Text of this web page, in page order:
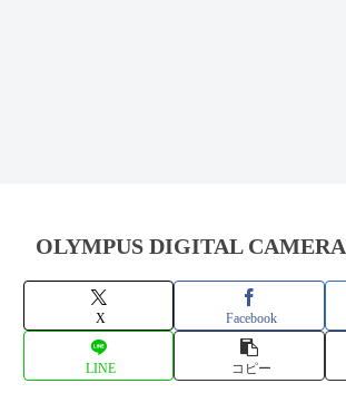
OLYMPUS DIGITAL CAMERA
X Facebook
LINE コピー